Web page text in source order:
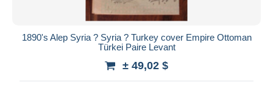
1890's Alep Syria ? Syria ? Turkey cover Empire Ottoman
Türkei Paire Levant
± 49,02 $